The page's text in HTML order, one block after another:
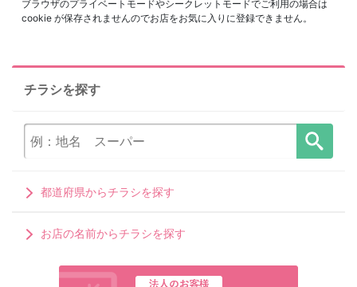
ブラウザのプライベートモードやシークレットモードでご利用の場合は
cookie が保存されませんのでお店をお気に入りに登録できません。
チラシを探す
都道府県からチラシを探す
お店の名前からチラシを探す